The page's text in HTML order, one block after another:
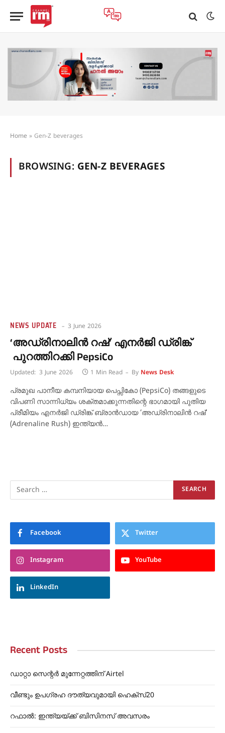
Home » Gen-Z beverages
BROWSING: GEN-Z BEVERAGES
NEWS UPDATE 3 June 2026
‘അഡ്രിനാലിൻ റഷ്’ എനർജി ഡ്രിങ്ക്
പുറത്തിറക്കി PepsiCo
Updated: 3 June 2026 1 Min Read By News Desk
പ്രമുഖ പാനീയ കമ്പനിയായ പെപ്സികോ (PepsiCo) തങ്ങളുടെ
വിപണി സാന്നിധ്യം ശക്തമാക്കുന്നതിന്റെ ഭാഗമായി പുതിയ
പ്രീമിയം എനർജി ഡ്രിങ്ക് ബ്രാൻഡായ ‘അഡ്രിനാലിൻ റഷ്’
(Adrenaline Rush) ഇന്ത്യൻ…
Facebook Twitter
Instagram YouTube
LinkedIn
Recent Posts
ഡാറ്റാ സെന്റർ മുന്നേറ്റത്തിന് Airtel
വീണ്ടും ഉപഗ്രഹ ദൗത്യവുമായി ഹെക്സ്20
റഫാൽ: ഇന്ത്യയ്ക്ക് ബിസിനസ് അവസരം